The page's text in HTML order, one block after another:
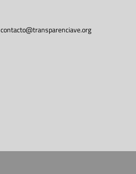
contacto@transparenciave.org